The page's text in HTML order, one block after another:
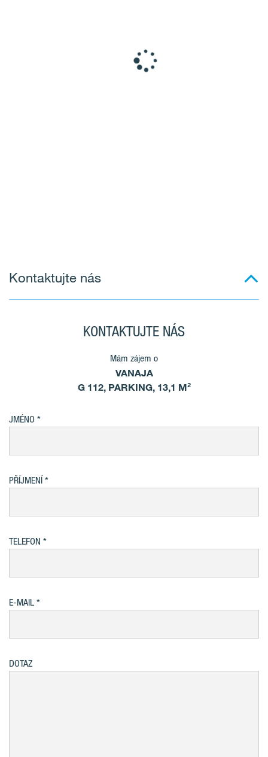
Kontaktujte nás
KONTAKTUJTE NÁS
Mám zájem o
VANAJA
G 112, PARKING, 13,1 M²
JMÉNO
PŘÍJMENÍ
TELEFON
E-MAIL
DOTAZ